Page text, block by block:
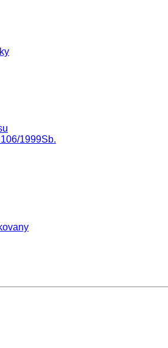
1999Sb.